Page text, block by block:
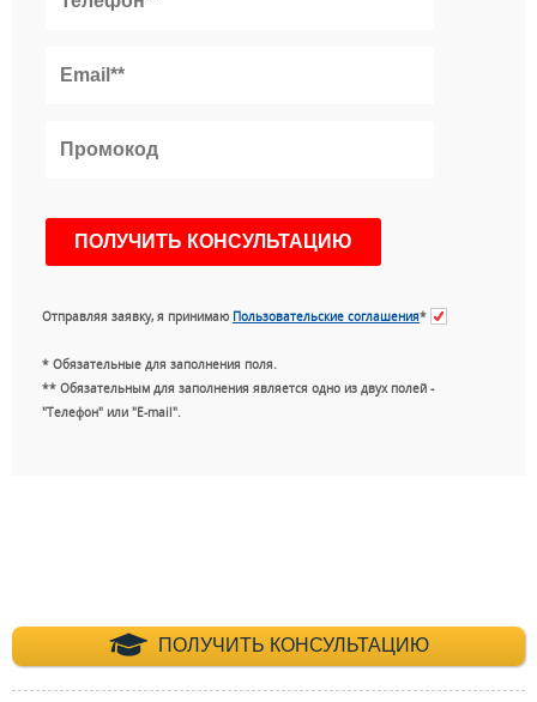
Отправляя заявку, я принимаю Пользовательские соглашения*
* Обязательные для заполнения поля.
** Обязательным для заполнения является одно из двух полей -
"Телефон" или "E-mail".
ПОЛУЧИТЬ КОНСУЛЬТАЦИЮ
+7 (495) 660-35-